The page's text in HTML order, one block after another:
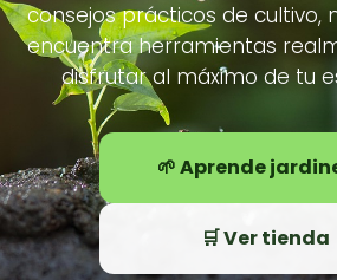
consejos prácticos de cultivo,
encuentra herramientas
disfrutar al máximo de tu
🌱 Aprende
🛒 Ver tienda